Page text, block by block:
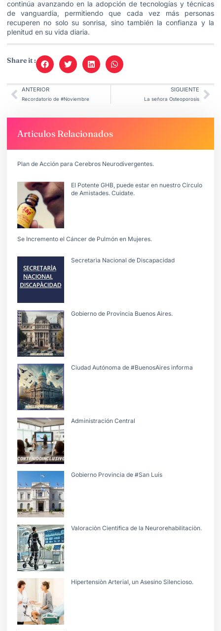
continúa avanzando en la adopción de tecnologías y técnicas
de vanguardia, permitiendo que cada vez más personas
recuperen no solo su sonrisa, sino también la confianza y la
plenitud en su vida diaria.
Share it :
ANTERIOR
Recordatorio de #Noviembre
SIGUIENTE
La señora Osteoporosis
Articulos Relacionados
Plan de Acción para Cerebros Neurodivergentes.
El Potente GHB, puede estar en nuestro Círculo
de Amistades. Cuidate.
Se Incremento el Cáncer de Pulmón en Mujeres.
Secretarìa Nacional de Discapacidad
Gobierno de Provincia Buenos Aires.
Ciudad Autónoma de #BuenosAires informa
Administración Central
Gobierno Provincia de #San Luis
Valoraciòn Cientifica de la Neurorehabilitaciòn.
Hipertensiòn Arterial, un Asesino Silencioso.